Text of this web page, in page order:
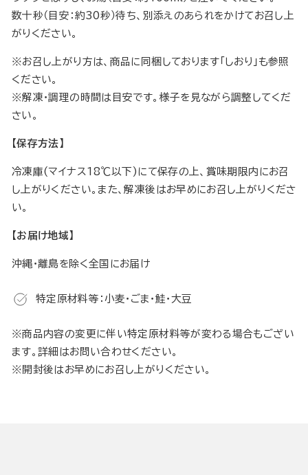
数十秒（目安：約30秒）待ち、別添えのあられをかけてお召し上
がりください。
※お召し上がり方は、商品に同梱しております「しおり」も参照
ください。
※解凍・調理の時間は目安です。様子を見ながら調整してくだ
さい。
【保存方法】
冷凍庫(マイナス18℃以下)にて保存の上、賞味期限内にお召
し上がりください。また、解凍後はお早めにお召し上がりくださ
い。
【お届け地域】
沖縄・離島を除く全国にお届け
特定原材料等：小麦・ごま・鮭・大豆
※商品内容の変更に伴い特定原材料等が変わる場合もござい
ます。詳細はお問い合わせください。
※開封後はお早めにお召し上がりください。